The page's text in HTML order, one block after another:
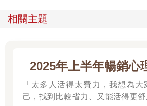
老實說，上述這番話正是安德魯．卡內基
Bedford）誤判商機，在南美做錯一樁交易
美元，洛克菲勒大可劈頭臭罵他一頓；但
相關主題
2025年上半年暢銷心
「太多人活得太費力，我想為大
己，找到比較省力、又能活得更舒